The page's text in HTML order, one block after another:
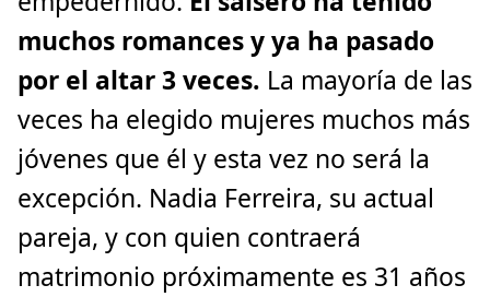
muchos romances y ya ha pasado
por el altar 3 veces. La mayoría de las
veces ha elegido mujeres muchos más
jóvenes que él y esta vez no será la
excepción. Nadia Ferreira, su actual
pareja, y con quien contraerá
matrimonio próximamente es 31 años